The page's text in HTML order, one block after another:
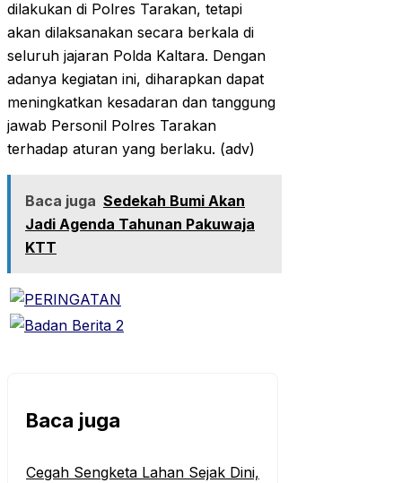
dilakukan di Polres Tarakan, tetapi
akan dilaksanakan secara berkala di
seluruh jajaran Polda Kaltara. Dengan
adanya kegiatan ini, diharapkan dapat
meningkatkan kesadaran dan tanggung
jawab Personil Polres Tarakan
terhadap aturan yang berlaku. (adv)
Baca juga Sedekah Bumi Akan
Jadi Agenda Tahunan Pakuwaja
KTT
Baca juga
Cegah Sengketa Lahan Sejak Dini,